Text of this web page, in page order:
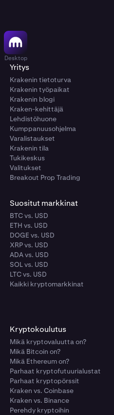
Desktop
Yritys
Krakenin tietoturva
Krakenin työpaikat
Krakenin blogi
Kraken-kehittäjä
Lehdistöhuone
Kumppanuusohjelma
Varalistaukset
Krakenin tila
Tukikeskus
Valitukset
Breakout Prop Trading
Suositut markkinat
BTC vs. USD
ETH vs. USD
DOGE vs. USD
XRP vs. USD
ADA vs. USD
SOL vs. USD
LTC vs. USD
Kaikki kryptomarkkinat
Kryptokoulutus
Mikä kryptovaluutta on?
Mikä Bitcoin on?
Mikä Ethereum on?
Parhaat kryptofutuurialustat
Parhaat kryptopörssit
Kraken vs. Coinbase
Kraken vs. Binance
Perehdy kryptoihin